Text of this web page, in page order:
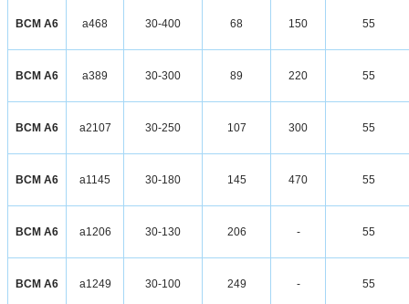
ВСМ А6 а468 30-400 68 150 55
ВСМ А6 а389 30-300 89 220 55
ВСМ А6 а2107 30-250 107 300 55
ВСМ А6 а1145 30-180 145 470 55
ВСМ А6 а1206 30-130 206 - 55
ВСМ А6 а1249 30-100 249 - 55